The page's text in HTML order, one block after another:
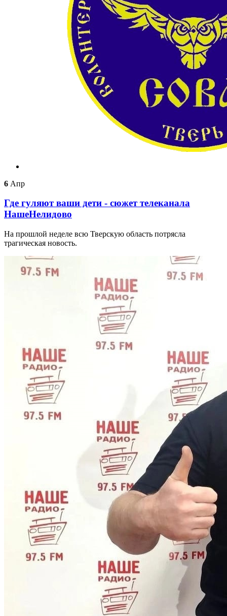
6 Апр
Где гуляют ваши дети - сюжет телеканала
НашеНелидово
На прошлой неделе всю Тверскую область потрясла
трагическая новость.